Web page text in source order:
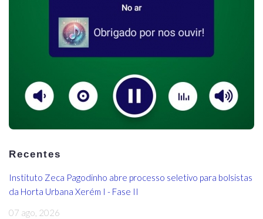
Recentes
Instituto Zeca Pagodinho abre processo seletivo para bolsistas
da Horta Urbana Xerém I - Fase II
07 ago, 2026